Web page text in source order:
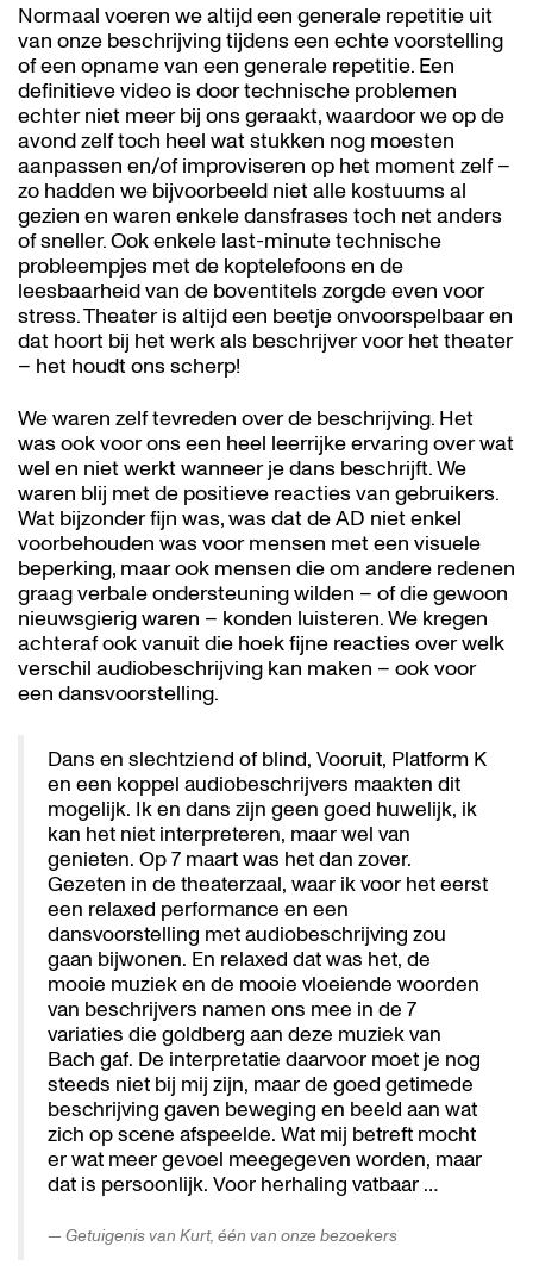
Normaal voeren we altijd een generale repetitie uit
van onze beschrijving tijdens een echte voorstelling
of een opname van een generale repetitie. Een
definitieve video is door technische problemen
echter niet meer bij ons geraakt, waardoor we op de
avond zelf toch heel wat stukken nog moesten
aanpassen en/of improviseren op het moment zelf –
zo hadden we bijvoorbeeld niet alle kostuums al
gezien en waren enkele dansfrases toch net anders
of sneller. Ook enkele last-minute technische
probleempjes met de koptelefoons en de
leesbaarheid van de boventitels zorgde even voor
stress. Theater is altijd een beetje onvoorspelbaar en
dat hoort bij het werk als beschrijver voor het theater
– het houdt ons scherp!
We waren zelf tevreden over de beschrijving. Het
was ook voor ons een heel leerrijke ervaring over wat
wel en niet werkt wanneer je dans beschrijft. We
waren blij met de positieve reacties van gebruikers.
Wat bijzonder fijn was, was dat de AD niet enkel
voorbehouden was voor mensen met een visuele
beperking, maar ook mensen die om andere redenen
graag verbale ondersteuning wilden – of die gewoon
nieuwsgierig waren – konden luisteren. We kregen
achteraf ook vanuit die hoek fijne reacties over welk
verschil audiobeschrijving kan maken – ook voor
een dansvoorstelling.
Dans en slechtziend of blind, Vooruit, Platform K
en een koppel audiobeschrijvers maakten dit
mogelijk. Ik en dans zijn geen goed huwelijk, ik
kan het niet interpreteren, maar wel van
genieten. Op 7 maart was het dan zover.
Gezeten in de theaterzaal, waar ik voor het eerst
een relaxed performance en een
dansvoorstelling met audiobeschrijving zou
gaan bijwonen. En relaxed dat was het, de
mooie muziek en de mooie vloeiende woorden
van beschrijvers namen ons mee in de 7
variaties die goldberg aan deze muziek van
Bach gaf. De interpretatie daarvoor moet je nog
steeds niet bij mij zijn, maar de goed getimede
beschrijving gaven beweging en beeld aan wat
zich op scene afspeelde. Wat mij betreft mocht
er wat meer gevoel meegegeven worden, maar
dat is persoonlijk. Voor herhaling vatbaar …
Getuigenis van Kurt, één van onze bezoekers